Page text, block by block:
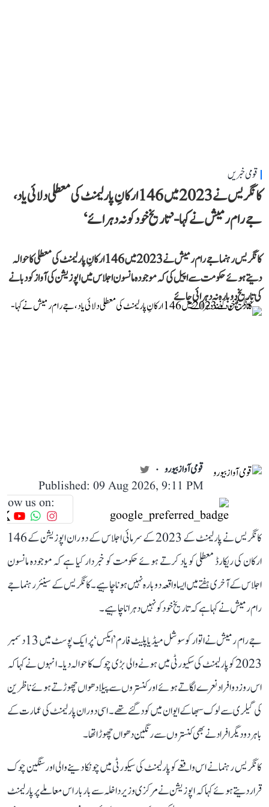
قومی خبریں
کانگریس نے 2023 میں 146 ارکانِ پارلیمنٹ کی معطلی دلائی یاد،
جے رام رمیش نے کہا- ’تاریخ خود کو نہ دہرائے‘
کانگریس رہنما جے رام رمیش نے 2023 میں 146 ارکانِ پارلیمنٹ کی معطلی کا حوالہ
دیتے ہوئے حکومت سے اپیل کی کہ موجودہ مانسون اجلاس میں اپوزیشن کی آواز کو دبانے
کی تاریخ دوبارہ نہ دہرائی جائے
قومی آواز بیورو
Published: 09 Aug 2026, 9:11 PM
us on:
کانگریس نے پارلیمنٹ کے 2023 کے سرمائی اجلاس کے دوران اپوزیشن کے 146
ارکان کی ریکارڈ معطلی کو یاد کرتے ہوئے حکومت کو خبردار کیا ہے کہ موجودہ مانسون
اجلاس کے آخری ہفتے میں ایسا واقعہ دوبارہ نہیں ہونا چاہیے۔ کانگریس کے سینئر رہنما جے
رام رمیش نے کہا ہے کہ تاریخ خود کو نہیں دہرانا چاہیے۔
جے رام رمیش نے اتوار کو سوشل میڈیا پلیٹ فارم ’ایکس‘ پر ایک پوسٹ میں 13 دسمبر
2023 کو پارلیمنٹ کی سکیورٹی میں ہونے والی بڑی چوک کا حوالہ دیا۔ انہوں نے کہا کہ
اس روز دو افراد نعرے لگاتے ہوئے اور کنستروں سے پیلا دھواں چھوڑتے ہوئے ناظرین
کی گیلری سے لوک سبھا کے ایوان میں کود گئے تھے۔ اسی دوران پارلیمنٹ کی عمارت کے
باہر دو دیگر افراد نے بھی کنستروں سے رنگین دھواں چھوڑا تھا۔
کانگریس رہنما نے اس واقعے کو پارلیمنٹ کی سیکورٹی میں چونکا دینے والی اور سنگین چوک
قرار دیتے ہوئے کہا کہ اپوزیشن نے مرکزی وزیر داخلہ سے بار بار اس معاملے پر پارلیمنٹ